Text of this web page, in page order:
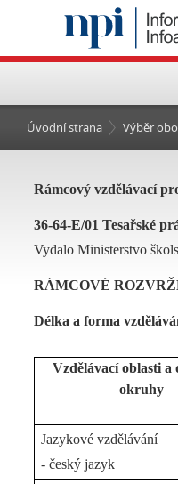
Úvodní strana Výběr
Rámcový vzdělávací
36-64-E/01 Tesařské
Vydalo Ministerstvo
RÁMCOVÉ
Délka a forma
Vzdělávací oblasti a
okruhy
Jazykové vzdělávání
- český jazyk